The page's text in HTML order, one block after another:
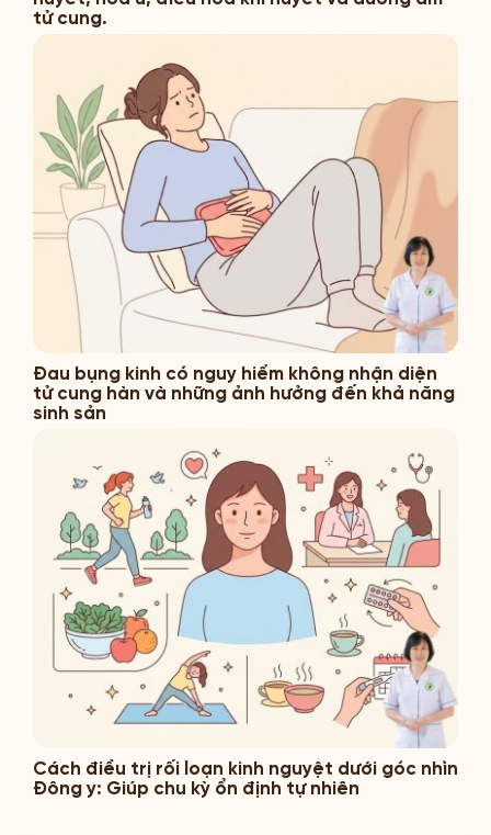
tử cung.
Đau bụng kinh có nguy hiểm không nhận diện
tử cung hàn và những ảnh hưởng đến khả năng
sinh sản
Cách điều trị rối loạn kinh nguyệt dưới góc nhìn
Đông y: Giúp chu kỳ ổn định tự nhiên